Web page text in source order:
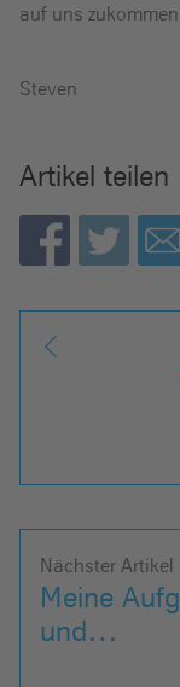
auf uns
Steven
Artikel teilen
Nächster Artikel
Meine
und…